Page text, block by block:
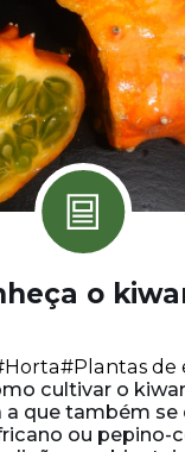
o
#Plantas de
cultivar o
a que também se
ou pepino-